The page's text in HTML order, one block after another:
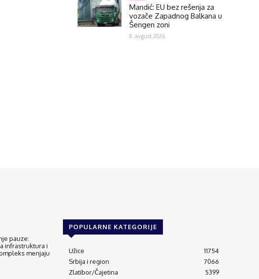
Mandić: EU bez rešenja za
vozače Zapadnog Balkana u
Šengen zoni
8. avgust 2026.
pauze:
infrastruktura i
menjaju
POPULARNE KATEGORIJE
Užice
11754
Srbija i region
7066
Zlatibor/Čajetina
5399